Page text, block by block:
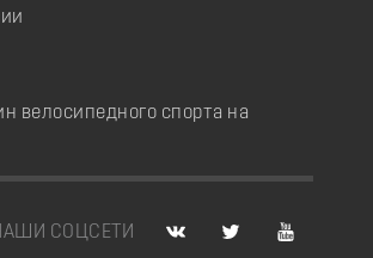
велосипедного спорта на
СОЦСЕТИ